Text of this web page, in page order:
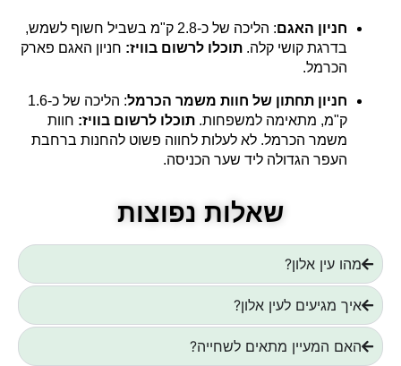
חניון האגם:
הליכה של כ-2.8 ק"מ בשביל חשוף לשמש,
בדרגת קושי קלה. תוכלו לרשום בוויז: חניון האגם פארק
הכרמל.
חניון תחתון של חוות משמר הכרמל:
הליכה של כ-1.6
ק"מ, מתאימה למשפחות. תוכלו לרשום בוויז: חוות
משמר הכרמל. לא לעלות לחווה פשוט להחנות ברחבת
העפר הגדולה ליד שער הכניסה.
שאלות נפוצות
מהו עין אלון?
איך מגיעים לעין אלון?
האם המעיין מתאים לשחייה?